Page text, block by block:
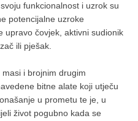
funkcionalnost i uzrok su
potencijalne uzroke
upravo čovjek, aktivni sudionik
ili pješak.
i brojnim drugim
bitne alate koji utječu
u prometu te je, u
život pogubno kada se